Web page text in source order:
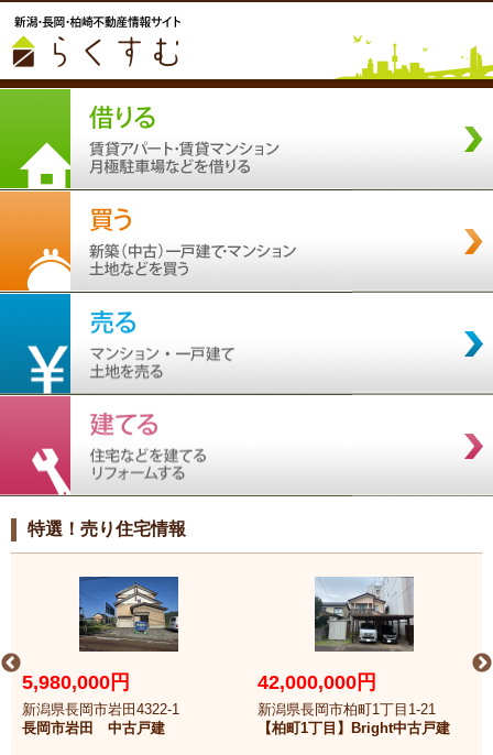
特選！売り住宅情報
5,980,000円
新潟県長岡市岩田4322-1
長岡市岩田 中古戸建
42,000,000円
新潟県長岡市柏町1丁目1-21
【柏町1丁目】Bright中古戸建